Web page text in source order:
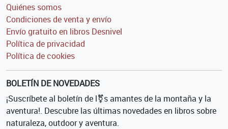
Quiénes somos
Condiciones de venta y envío
Envío gratuito en libros Desnivel
Política de privacidad
Política de cookies
BOLETÍN DE NOVEDADES
¡Suscríbete al boletín de l⚧s amantes de la montaña y la
aventura!. Descubre las últimas novedades en libros sobre
naturaleza, outdoor y aventura.